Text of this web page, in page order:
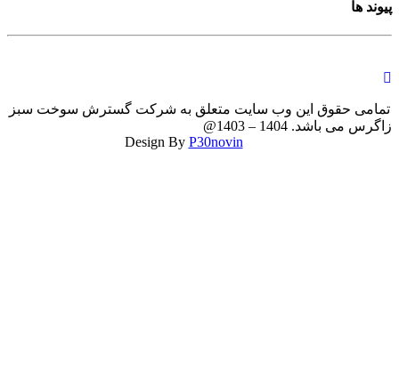
این وب سایت متعلق به شرکت گسترش سوخت سبز
زاگرس می باشد. 1404 – 1403@
P30novin